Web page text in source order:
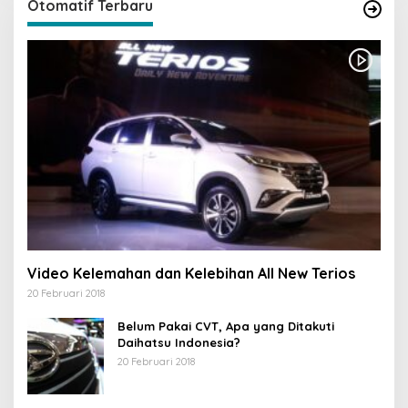
Otomatif Terbaru
Video Kelemahan dan Kelebihan All New Terios
20 Februari 2018
Belum Pakai CVT, Apa yang Ditakuti
Daihatsu Indonesia?
20 Februari 2018